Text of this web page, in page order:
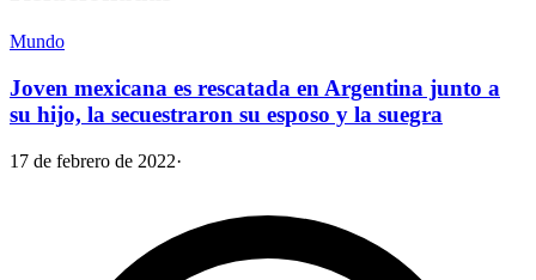
Mundo
Joven mexicana es rescatada en Argentina junto a
su hijo, la secuestraron su esposo y la suegra
17 de febrero de 2022·